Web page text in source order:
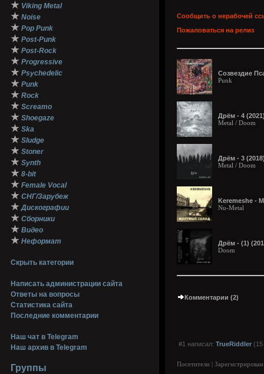
★ Viking Metal
★ Noise
★ Pop Punk
★ Post-Punk
★ Post-Rock
★ Progressive
★ Psychedelic
★ Punk
★ Rock
★ Screamo
★ Shoegaze
★ Ska
★ Sludge
★ Stoner
★ Synth
★ 8-bit
★ Female Vocal
★ СНГ/Зарубеж
★ Дискографии
★ Сборники
★ Видео
★ Неформат
Скрыть категории
Написать администрации сайта
Ответы на вопросы
Статистика сайта
Последние комментарии
Наш чат в Telegram
Наш архив в Telegram
Группы
Сообщить о нерабочей
Пожаловаться на релиз
Созвездие
Punk
Дрём - 4
Metal / Doom
Дрём - 3
Metal / Doom
Keremeshe -
Nu-Metal
Дрём - (1)
Doom
Комментарии (2)
#1 написал: TrueRiddler
Посетители |